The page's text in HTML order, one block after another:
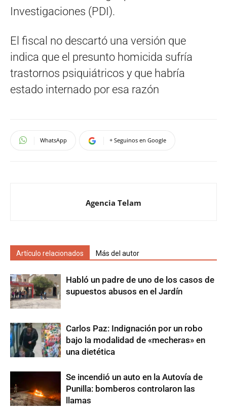
Investigaciones (PDI).
El fiscal no descartó una versión que
indica que el presunto homicida sufría
trastornos psiquiátricos y que habría
estado internado por esa razón
WhatsApp + Seguinos en Google
Agencia Telam
Artículo relacionados Más del autor
Habló un padre de uno de los casos de
supuestos abusos en el Jardín
Carlos Paz: Indignación por un robo
bajo la modalidad de «mecheras» en
una dietética
Se incendió un auto en la Autovía de
Punilla: bomberos controlaron las
llamas